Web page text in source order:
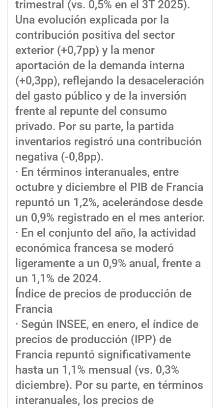
trimestral (vs. 0,5% en el 3T 2025).
Una evolución explicada por la
contribución positiva del sector
exterior (+0,7pp) y la menor
aportación de la demanda interna
(+0,3pp), reflejando la desaceleración
del gasto público y de la inversión
frente al repunte del consumo
privado. Por su parte, la partida
inventarios registró una contribución
negativa (-0,8pp).
· En términos interanuales, entre
octubre y diciembre el PIB de Francia
repuntó un 1,2%, acelerándose desde
un 0,9% registrado en el mes anterior.
· En el conjunto del año, la actividad
económica francesa se moderó
ligeramente a un 0,9% anual, frente a
un 1,1% de 2024.
Índice de precios de producción de
Francia
· Según INSEE, en enero, el índice de
precios de producción (IPP) de
Francia repuntó significativamente
hasta un 1,1% mensual (vs. 0,3%
diciembre). Por su parte, en términos
interanuales, los precios de